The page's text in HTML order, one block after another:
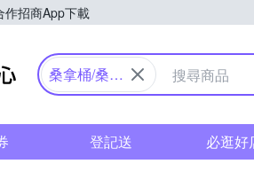
作招商App下載
Yahoo購物中心
桑拿桶/桑拿
登記送 必逛好